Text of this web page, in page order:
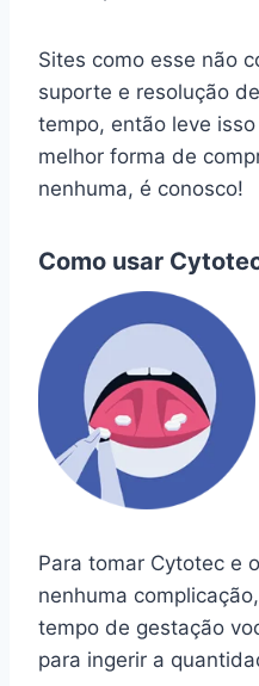
Sites como esse não
suporte e resolução
tempo, então leve
melhor forma de
nenhuma, é conosco!
Como usar
Para tomar Cytotec e
nenhuma
tempo de gestação
para ingerir a